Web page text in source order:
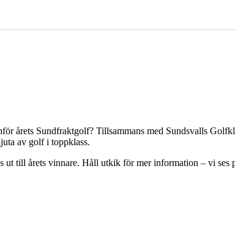
årets Sundfraktgolf? Tillsammans med Sundsvalls
av golf i toppklass.
till årets vinnare. Håll utkik för mer information – vi ses